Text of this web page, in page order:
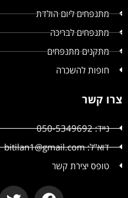
מתנפחים ליום הולדת
מתנפחים לבריכה
מתקנים מתנפחים
חופות להשכרה
צרו קשר
נייד: 050-5349692
דוא"ל: bitilan1@gmail.com
טופס יצירת קשר